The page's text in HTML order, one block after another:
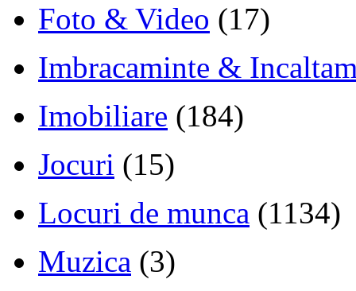
Foto & Video (17)
Imbracaminte &
Imobiliare (184)
Jocuri (15)
Locuri de munca (1134)
Muzica (3)